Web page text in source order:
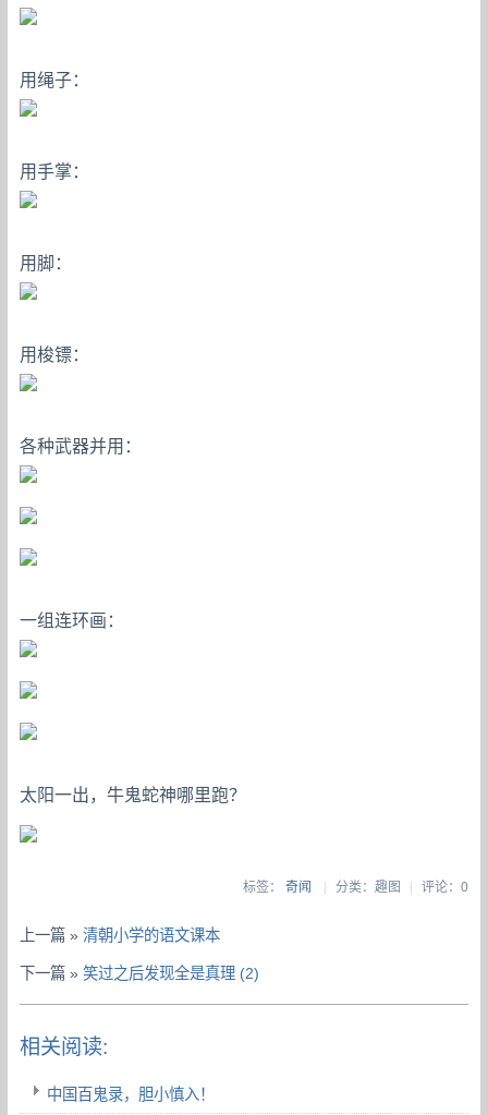
用绳子：
用手掌：
用脚：
用梭镖：
各种武器并用：
一组连环画：
太阳一出，牛鬼蛇神哪里跑？
标签： 奇闻 | 分类：趣图 | 评论：0
上一篇 »清朝小学的语文课本
下一篇 »笑过之后发现全是真理 (2)
相关阅读:
中国百鬼录，胆小慎入！